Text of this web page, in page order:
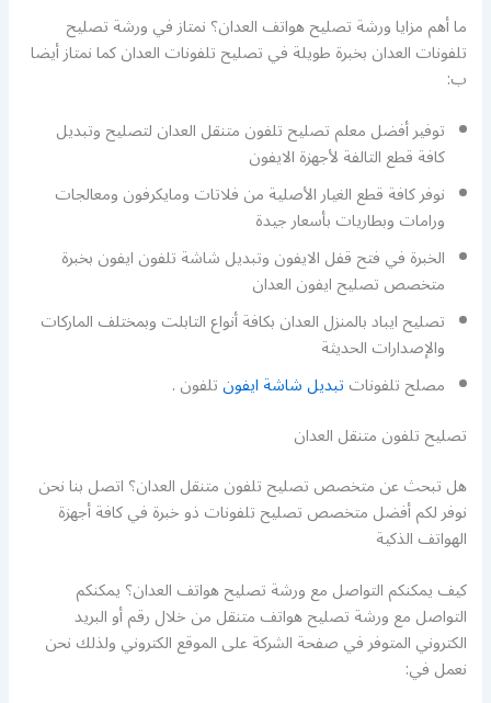
ما أهم مزايا ورشة تصليح هواتف العدان؟ نمتاز في ورشة تصليح
تلفونات العدان بخبرة طويلة في تصليح تلفونات العدان كما نمتاز أيضا
ب:
توفير أفضل معلم تصليح تلفون متنقل العدان لتصليح وتبديل
كافة قطع التالفة لأجهزة الايفون
نوفر كافة قطع الغيار الأصلية من فلاتات ومايكرفون ومعالجات
ورامات وبطاريات بأسعار جيدة
الخبرة في فتح قفل الايفون وتبديل شاشة تلفون ايفون بخبرة
متخصص تصليح ايفون العدان
تصليح ايباد بالمنزل العدان بكافة أنواع التابلت وبمختلف الماركات
والإصدارات الحديثة
مصلح تلفوناتتبديل شاشة ايفونتلفون .
تصليح تلفون متنقل العدان
هل تبحث عن متخصص تصليح تلفون متنقل العدان؟ اتصل بنا نحن
نوفر لكم أفضل متخصص تصليح تلفونات ذو خبرة في كافة أجهزة
الهواتف الذكية
كيف يمكنكم التواصل مع ورشة تصليح هواتف العدان؟ يمكنكم
التواصل مع ورشة تصليح هواتف متنقل من خلال رقم أو البريد
الكتروني المتوفر في صفحة الشركة على الموقع الكتروني ولذلك نحن
نعمل في: